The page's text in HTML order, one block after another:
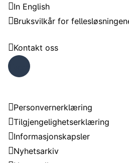
In English
Bruksvilkår for
Kontakt oss
Faceb
Personvernerklæring
Tilgjengelighetserklæring
Informasjonskapsler
Nyhetsarkiv